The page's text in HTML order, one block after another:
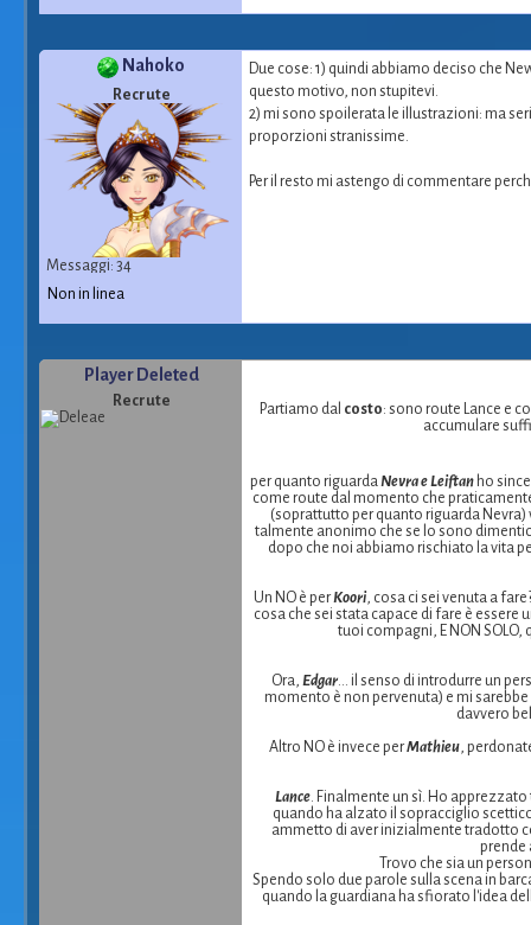
Nahoko
Recrute
Messaggi: 34
Due cose: 1) quindi abbiamo deciso che
questo motivo, non stupitevi.
2) mi sono spoilerata le illustrazioni: ma
proporzioni stranissime.
Per il resto mi astengo di commentare
Non in linea
Player Deleted
Recrute Partiamo dal costo: sono route Lance e
accumulare
per quanto riguarda Nevra e Leiftan ho
come route dal momento che
(soprattutto per quanto riguarda
talmente anonimo che se lo sono
dopo che noi abbiamo rischiato la vita
Un NO è perKoori, cosa ci sei venuta a
cosa che sei stata capace di fare è
tuoi compagni, E NON
Ora, Edgar ... il senso di introdurre un
momento è non pervenuta) e mi
davvero
Altro NO è invece perMathieu,
Lance. Finalmente un sì. Ho
quando ha alzato il sopracciglio
ammetto di aver inizialmente tradotto
prende
Trovo che sia un
Spendo solo due parole sulla scena in
quando la guardiana ha sfiorato l'idea